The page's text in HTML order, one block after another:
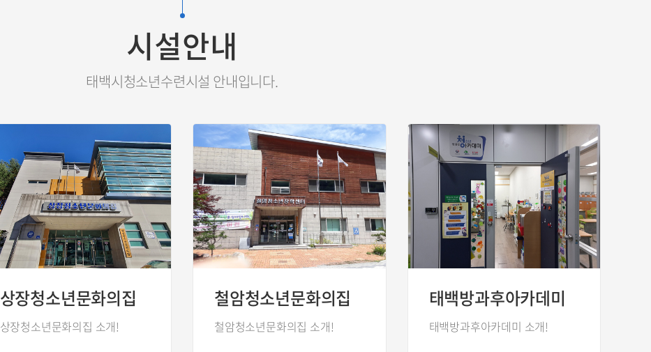
시설안내
태백시청소년수련시설 안내입니다.
상장청소년문화의집
상장청소년문화의집 소개!
철암청소년문화의집
철암청소년문화의집 소개!
태백방과후아카데미
태백방과후아카데미 소개!